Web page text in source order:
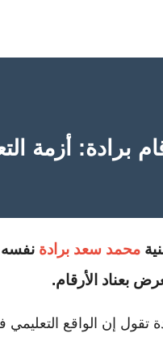
برادة: أزمة
محمد سعد برادة
بعناد الأرقام.
إن الواقع التعليمي